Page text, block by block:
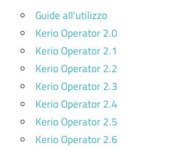
Guide all'utilizzo
Kerio Operator 2.0
Kerio Operator 2.1
Kerio Operator 2.2
Kerio Operator 2.3
Kerio Operator 2.4
Kerio Operator 2.5
Kerio Operator 2.6